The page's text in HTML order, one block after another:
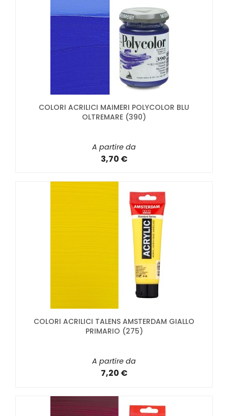
COLORI ACRILICI MAIMERI POLYCOLOR BLU
OLTREMARE (390)
A partire da
3,70 €
COLORI ACRILICI TALENS AMSTERDAM GIALLO
PRIMARIO (275)
A partire da
7,20 €